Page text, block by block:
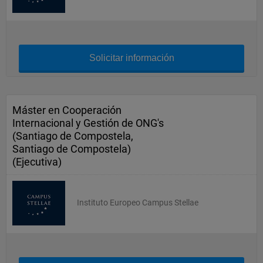
Solicitar información
Máster en Cooperación
Internacional y Gestión de ONG's
(Santiago de Compostela,
Santiago de Compostela)
(Ejecutiva)
Instituto Europeo Campus Stellae